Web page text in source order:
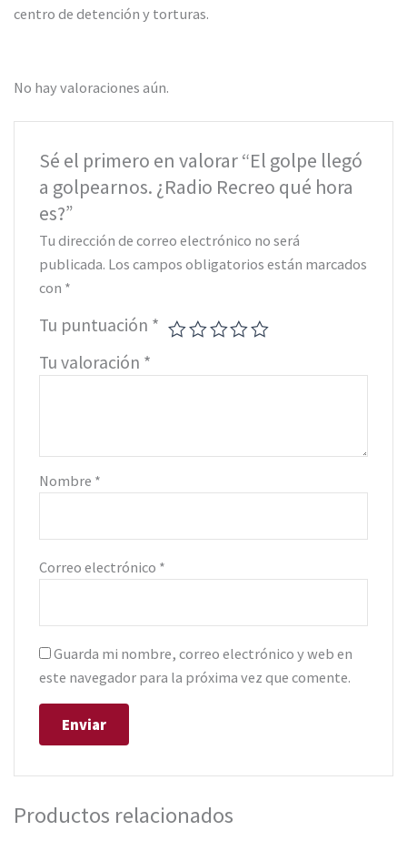
centro de detención y torturas.
No hay valoraciones aún.
Sé el primero en valorar “El golpe llegó
a golpearnos. ¿Radio Recreo qué hora
es?”
Tu dirección de correo electrónico no será
publicada. Los campos obligatorios están marcados
con *
Tu puntuación *
Tu valoración *
Nombre *
Correo electrónico *
Guarda mi nombre, correo electrónico y web en
este navegador para la próxima vez que comente.
Productos relacionados